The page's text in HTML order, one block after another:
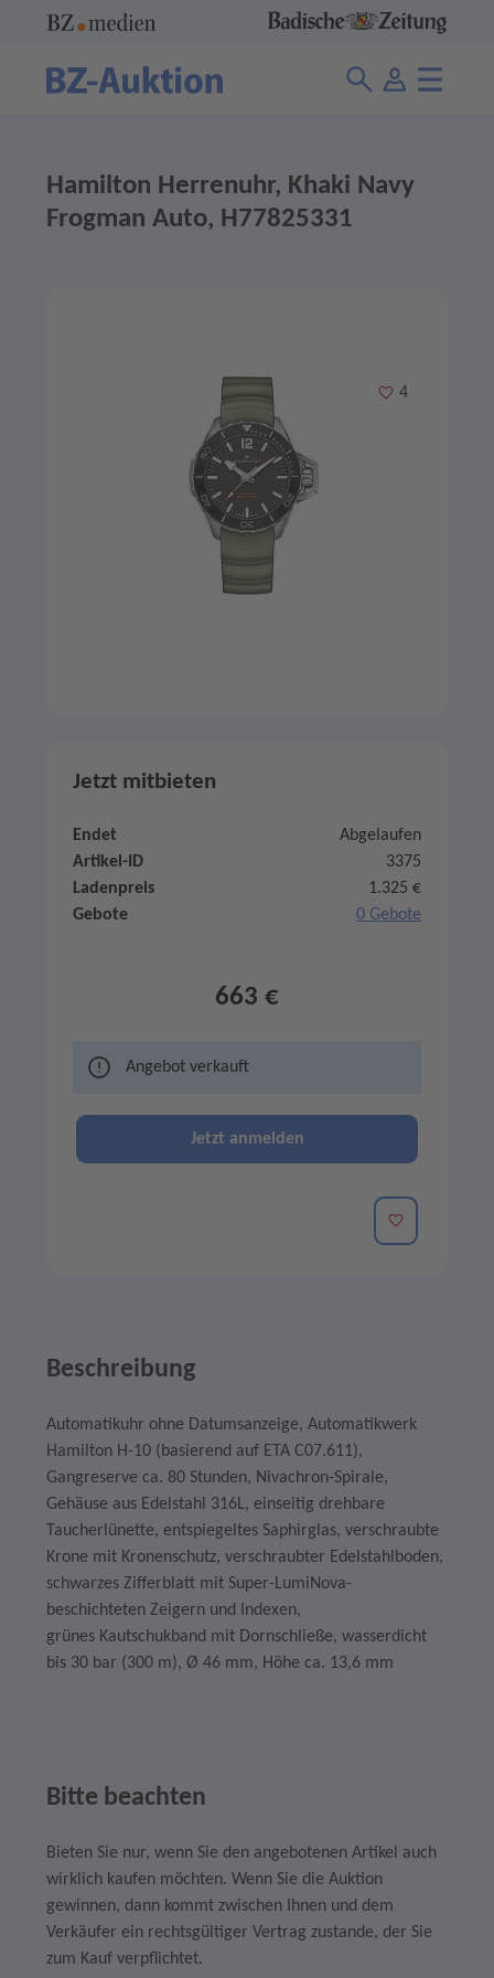
Hamilton Herrenuhr, Khaki Navy
Frogman Auto, H77825331
Merken
4
Jetzt mitbieten
Endet
Abgelaufen
Artikel-ID
3375
Ladenpreis
1.325 €
Gebote
0 Gebote
663 €
Angebot verkauft
Jetzt anmelden
Merken
Beschreibung
Automatikuhr ohne Datumsanzeige, Automatikwerk
Hamilton H-10 (basierend auf ETA C07.611),
Gangreserve ca. 80 Stunden, Nivachron-Spirale,
Gehäuse aus Edelstahl 316L, einseitig drehbare
Taucherlünette, entspiegeltes Saphirglas, verschraubte
Krone mit Kronenschutz, verschraubter Edelstahlboden,
schwarzes Zifferblatt mit Super-LumiNova-
beschichteten Zeigern und Indexen,
grünes Kautschukband mit Dornschließe, wasserdicht
bis 30 bar (300 m), Ø 46 mm, Höhe ca. 13,6 mm
Bitte beachten
Bieten Sie nur, wenn Sie den angebotenen Artikel auch
wirklich kaufen möchten. Wenn Sie die Auktion
gewinnen, dann kommt zwischen Ihnen und dem
Verkäufer ein rechtsgültiger Vertrag zustande, der Sie
zum Kauf verpflichtet.